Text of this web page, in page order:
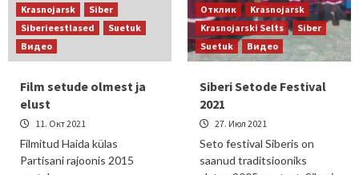
Krasnojarsk
Siber
Siberieestlased
Suetuk
Видео
Film setude olmest ja
elust
11. Окт 2021
Filmitud Haida külas
Partisani rajoonis 2015
Отклик
Krasnojarsk
Krasnojarski Selts
Siber
Suetuk
Видео
Siberi Setode Festival
2021
27. Июл 2021
Seto festival Siberis on
saanud traditsiooniks